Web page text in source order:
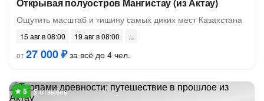
Ощутить масштаб и тишину самых диких мест Казахстана
15 авг в 08:00
19 авг в 08:00
от27 000 ₽за всё до 4 чел.
5 отзывов